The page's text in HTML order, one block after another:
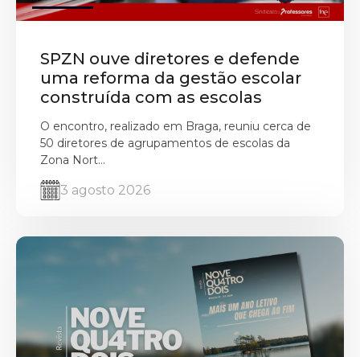
SPZN ouve diretores e defende
uma reforma da gestão escolar
construída com as escolas
O encontro, realizado em Braga, reuniu cerca de
50 diretores de agrupamentos de escolas da
Zona Nort...
3 agosto 2026